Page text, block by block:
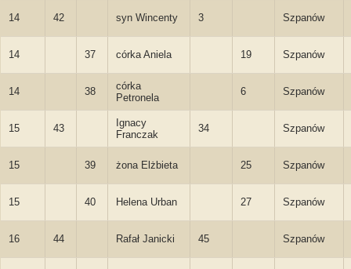
14 42 syn Wincenty 3 Szpanów
14 37 córka Aniela 19 Szpanów
14 38
córka
Petronela
6 Szpanów
15 43
Ignacy
Franczak
34 Szpanów
15 39 żona Elżbieta 25 Szpanów
15 40 Helena Urban 27 Szpanów
16 44 Rafał Janicki 45 Szpanów